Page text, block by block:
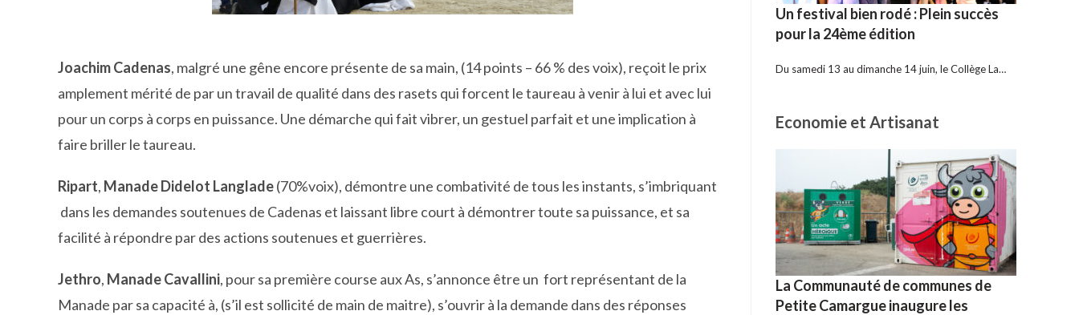
Joachim Cadenas, malgré une gêne encore présente de sa main, (14 points – 66 % des voix), reçoit le prix
amplement mérité de par un travail de qualité dans des rasets qui forcent le taureau à venir à lui et avec lui
pour un corps à corps en puissance. Une démarche qui fait vibrer, un gestuel parfait et une implication à
faire briller le taureau.
Ripart, Manade Didelot Langlade(70%voix), démontre une combativité de tous les instants, s’imbriquant
dans les demandes soutenues de Cadenas et laissant libre court à démontrer toute sa puissance, et sa
facilité à répondre par des actions soutenues et guerrières.
Jethro, Manade Cavallini, pour sa première course aux As, s’annonce être un fort représentant de la
Manade par sa capacité à, (s’il est sollicité de main de maitre), s’ouvrir à la demande dans des réponses
Un festival bien rodé : Plein succès
pour la 24ème édition
Du samedi 13 au dimanche 14 juin, le Collège La…
Economie et Artisanat
La Communauté de communes de
Petite Camargue inaugure les